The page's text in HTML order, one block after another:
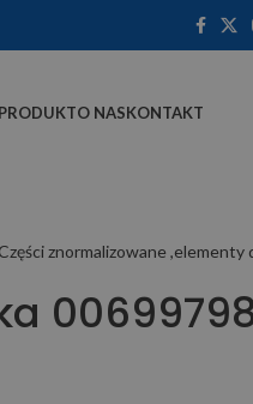
O NASKONTAKT
znormalizowane ,elementy